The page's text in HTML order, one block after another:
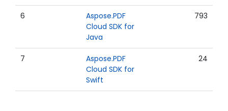
6
Aspose.PDF
Cloud SDK for
Java
793
7
Aspose.PDF
Cloud SDK for
Swift
24